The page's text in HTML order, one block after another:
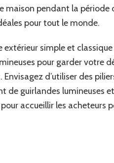
pendant la période
pour tout le monde.
extérieur simple et
pour garder votre
d’utiliser des
de guirlandes lumineuses
accueillir les acheteurs